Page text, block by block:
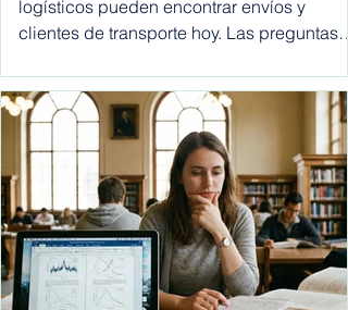
Este artículo trata de dónde los operadores
logísticos pueden encontrar envíos y
clientes de transporte hoy. Las preguntas
más comunes que hacen los comerciales
son: ¿dónde encontrar clientes para
empresas de transporte? ¿cómo recibir
solicitudes de envío? ¿cómo dejar de
depender de intermediarios? Este artículo
responde a esas preguntas desde una
perspectiva práctica y al final te daremos
los pasos exactos de cómo conseguir